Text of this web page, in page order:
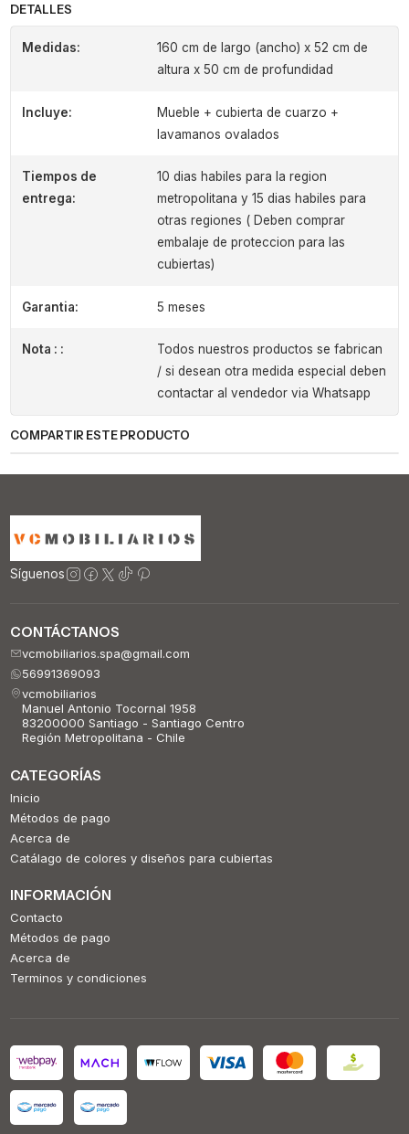
DETALLES
Medidas:
160 cm de largo (ancho) x 52 cm de
altura x 50 cm de profundidad
Incluye:
Mueble + cubierta de cuarzo +
lavamanos ovalados
Tiempos de
entrega:
10 dias habiles para la region
metropolitana y 15 dias habiles para
otras regiones ( Deben comprar
embalaje de proteccion para las
cubiertas)
Garantia: 5 meses
Nota : :
Todos nuestros productos se fabrican
/ si desean otra medida especial deben
contactar al vendedor via Whatsapp
COMPARTIR ESTE PRODUCTO
Síguenos
CONTÁCTANOS
vcmobiliarios.spa@gmail.com
56991369093
vcmobiliarios
Manuel Antonio Tocornal 1958
83200000 Santiago - Santiago Centro
Región Metropolitana - Chile
CATEGORÍAS
Inicio
Métodos de pago
Acerca de
Catálago de colores y diseños para cubiertas
INFORMACIÓN
Contacto
Métodos de pago
Acerca de
Terminos y condiciones